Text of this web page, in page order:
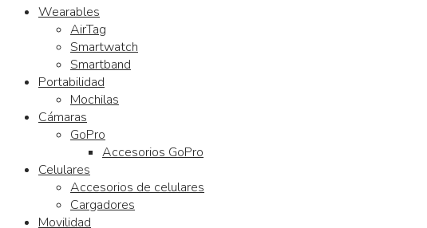
Wearables
AirTag
Smartwatch
Smartband
Portabilidad
Mochilas
Cámaras
GoPro
Accesorios GoPro
Celulares
Accesorios de celulares
Cargadores
Movilidad